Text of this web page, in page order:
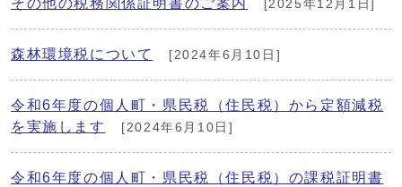
その他の税務関係証明書のご案内 [2025年12月1日]
森林環境税について [2024年6月10日]
令和6年度の個人町・県民税（住民税）から定額減税
を実施します
[2024年6月10日]
令和6年度の個人町・県民税（住民税）の課税証明書